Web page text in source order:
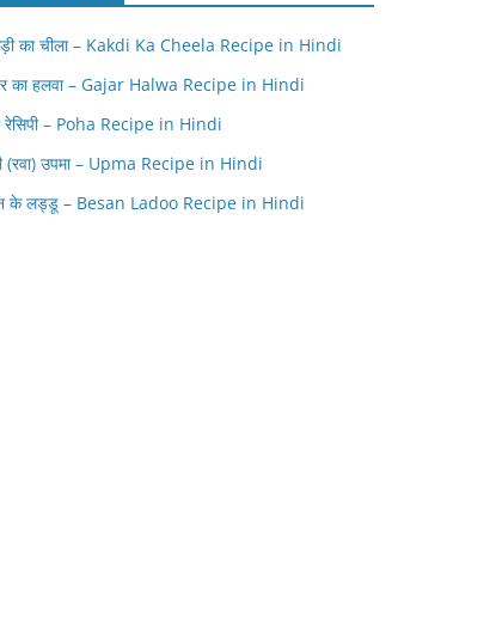
का चीला – Kakdi Ka Cheela Recipe in Hindi
का हलवा – Gajar Halwa Recipe in Hindi
रेसिपी – Poha Recipe in Hindi
(रवा) उपमा – Upma Recipe in Hindi
के लड्डू – Besan Ladoo Recipe in Hindi